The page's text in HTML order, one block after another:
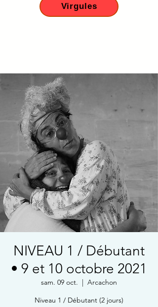
Virgules
NIVEAU 1 / Débutant
• 9 et 10 octobre 2021
sam. 09 oct.
  |
Arcachon
Niveau 1 / Débutant (2 jours)